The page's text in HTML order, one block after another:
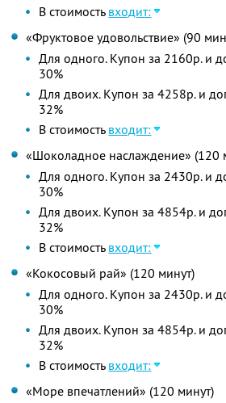
В стоимость входит:
«Фруктовое удовольствие» (90
Для одного. Купон за 2160р. и
30%
Для двоих. Купон за 4258р. и
32%
В стоимость входит:
«Шоколадное наслаждение» (120
Для одного. Купон за 2430р. и
30%
Для двоих. Купон за 4854р. и
32%
В стоимость входит:
«Кокосовый рай» (120 минут)
Для одного. Купон за 2430р. и
30%
Для двоих. Купон за 4854р. и
32%
В стоимость входит:
«Море впечатлений» (120 минут)